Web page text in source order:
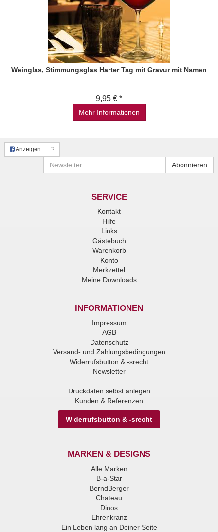
Weinglas, Stimmungsglas Harter Tag mit Gravur mit Namen
9,95 € *
Mehr Informationen
Anzeigen ?
Newsletter Abonnieren
SERVICE
Kontakt
Hilfe
Links
Gästebuch
Warenkorb
Konto
Merkzettel
Meine Downloads
INFORMATIONEN
Impressum
AGB
Datenschutz
Versand- und Zahlungsbedingungen
Widerrufsbutton & -srecht
Newsletter
Druckdaten selbst anlegen
Kunden & Referenzen
Widerrufsbutton & -srecht
MARKEN & DESIGNS
Alle Marken
B-a-Star
BerndBerger
Chateau
Dinos
Ehrenkranz
Ein Leben lang an Deiner Seite